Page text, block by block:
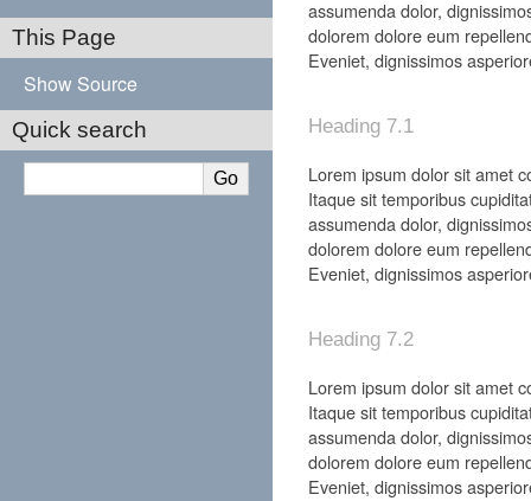
assumenda dolor,
dolorem dolore eum
Eveniet, dignissimos
Heading 7.1
Lorem ipsum dolor sit amet
Itaque sit temporibus
assumenda dolor,
dolorem dolore eum
Eveniet, dignissimos
Heading 7.2
Lorem ipsum dolor sit amet
Itaque sit temporibus
assumenda dolor,
dolorem dolore eum
Eveniet, dignissimos
This Page
Show Source
Quick search